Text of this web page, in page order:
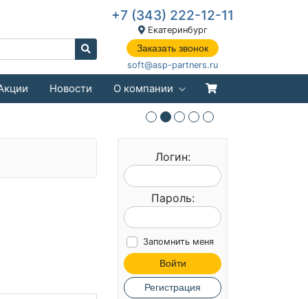
+7 (343) 222-12-11
Екатеринбург
Заказать звонок
soft@asp-partners.ru
Новости О компании
Логин:
Пароль:
Запомнить меня
Войти
Регистрация